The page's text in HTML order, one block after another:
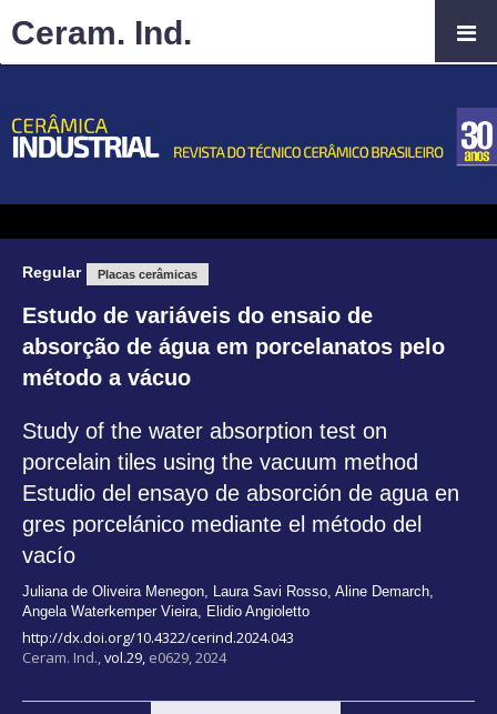
Regular Placas cerâmicas
Estudo de variáveis do ensaio de
absorção de água em porcelanatos pelo
método a vácuo
Study of the water absorption test on
porcelain tiles using the vacuum method
Estudio del ensayo de absorción de agua en
gres porcelánico mediante el método del
vacío
Juliana de Oliveira Menegon Laura Savi Rosso Aline Demarch
Angela Waterkemper Vieira
Elidio Angioletto
http://dx.doi.org/10.4322/cerind.2024.043
Ceram. Ind.,vol.29, e0629, 2024
Ceram. Ind.